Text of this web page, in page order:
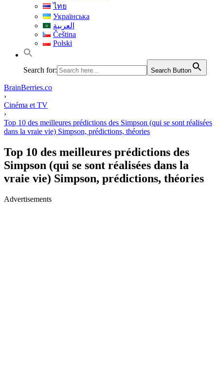
ไทย
Українська
العربية
Čeština
Polski
Search for: Search Button
BrainBerries.co
›
Cinéma et TV
›
Top 10 des meilleures prédictions des Simpson (qui se sont réalisées
dans la vraie vie) Simpson, prédictions, théories
Top 10 des meilleures prédictions des
Simpson (qui se sont réalisées dans la
vraie vie) Simpson, prédictions, théories
Advertisements